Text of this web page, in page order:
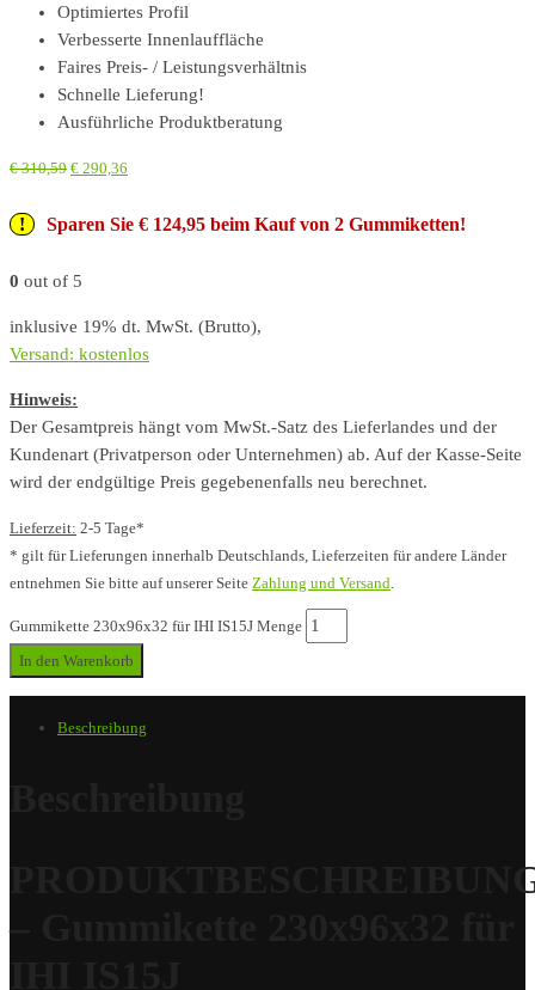
Optimiertes Profil
Verbesserte Innenlauffläche
Faires Preis- / Leistungsverhältnis
Schnelle Lieferung!
Ausführliche Produktberatung
€310,59 € 290,36
Sparen Sie € 124,95 beim Kauf von 2 Gummiketten!
0 out of 5
inklusive 19% dt. MwSt. (Brutto),
Versand: kostenlos
Hinweis:
Der Gesamtpreis hängt vom MwSt.-Satz des Lieferlandes und der
Kundenart (Privatperson oder Unternehmen) ab. Auf der Kasse-Seite
wird der endgültige Preis gegebenenfalls neu berechnet.
Lieferzeit: 2-5 Tage*
* gilt für Lieferungen innerhalb Deutschlands, Lieferzeiten für andere Länder
entnehmen Sie bitte auf unserer Seite Zahlung und Versand
Gummikette 230x96x32 für IHI IS15J Menge
In den Warenkorb
Beschreibung